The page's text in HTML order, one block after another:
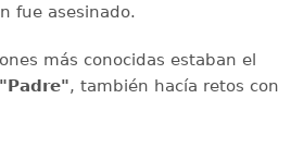
fue asesinado.
más conocidas estaban el
, también hacía retos con